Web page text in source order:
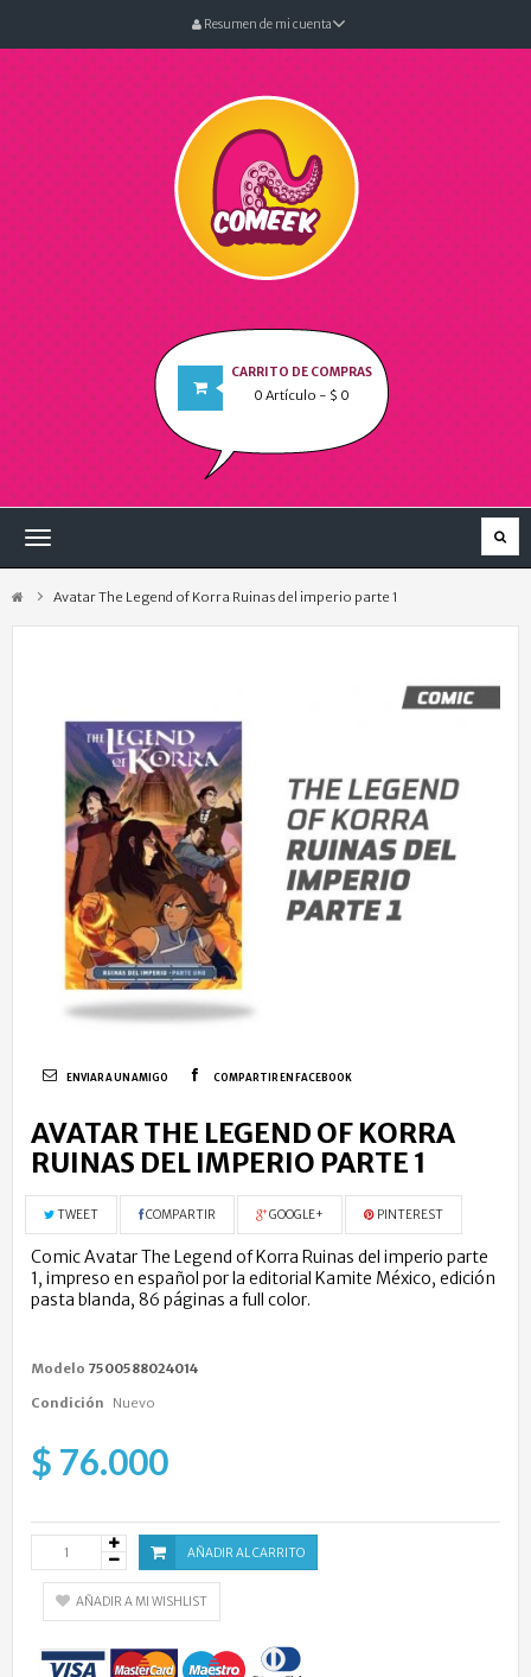
Resumen de mi cuenta
CARRITO DE COMPRAS
0 Artículo - $ 0
Navegación
Avatar The Legend of Korra Ruinas del imperio parte 1
ENVIAR A UN AMIGO COMPARTIR EN FACEBOOK
AVATAR THE LEGEND OF KORRA
RUINAS DEL IMPERIO PARTE 1
TWEET COMPARTIR GOOGLE+ PINTEREST
Comic Avatar The Legend of Korra Ruinas del imperio parte
1, impreso en español por la editorial Kamite México, edición
pasta blanda, 86 páginas a full color.
Modelo 7500588024014
Condición Nuevo
$ 76.000
AÑADIR AL CARRITO
AÑADIR A MI WISHLIST